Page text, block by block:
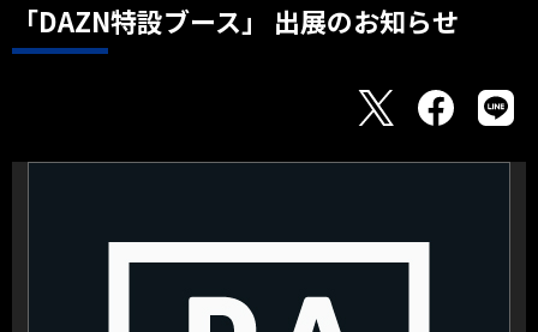
「DAZN特設ブース」 出展のお知らせ